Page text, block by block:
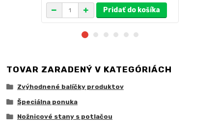
Pridať do košíka
TOVAR ZARADENÝ V KATEGÓRIÁCH
Zvýhodnené balíčky produktov
Špeciálna ponuka
Nožnicové stany s potlačou